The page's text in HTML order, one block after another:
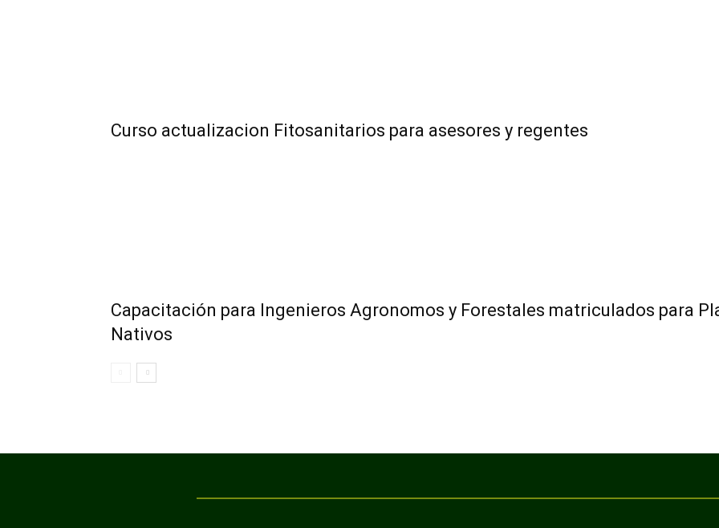
Curso actualizacion Fitosanitarios para asesores y regentes
Capacitación para Ingenieros Agronomos y Forestales matriculados para
Nativos